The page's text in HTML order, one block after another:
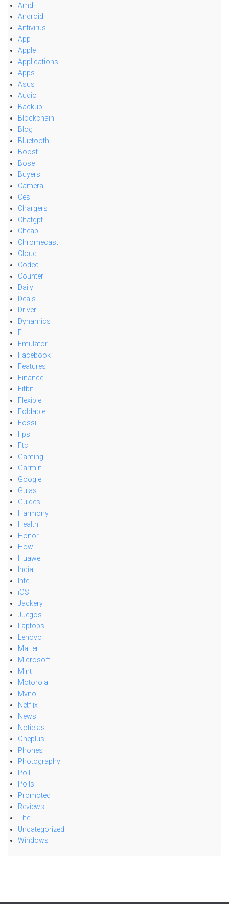
Amd
Android
Antivirus
App
Apple
Applications
Apps
Asus
Audio
Backup
Blockchain
Blog
Bluetooth
Boost
Bose
Buyers
Camera
Ces
Chargers
Chatgpt
Cheap
Chromecast
Cloud
Codec
Counter
Daily
Deals
Driver
Dynamics
E
Emulator
Facebook
Features
Finance
Fitbit
Flexible
Foldable
Fossil
Fps
Ftc
Gaming
Garmin
Google
Guias
Guides
Harmony
Health
Honor
How
Huawei
India
Intel
iOS
Jackery
Juegos
Laptops
Lenovo
Matter
Microsoft
Mint
Motorola
Mvno
Netflix
News
Noticias
Oneplus
Phones
Photography
Poll
Polls
Promoted
Reviews
The
Uncategorized
Windows